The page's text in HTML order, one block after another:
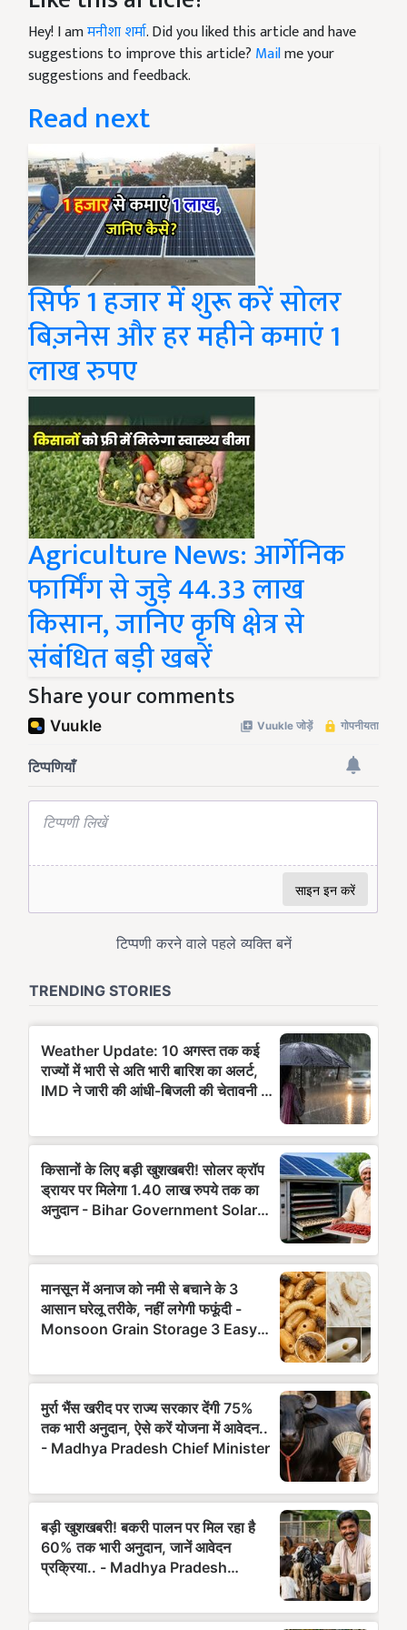
Hey! I amमनीशा शर्मा. Did you liked this article and have
suggestions to improve this article? Mailme your
suggestions and feedback.
Read next
सिर्फ 1 हजार में शुरू करें सोलर
बिज़नेस और हर महीने कमाएं 1
लाख रुपए
Agriculture News: आर्गेनिक
फार्मिंग से जुड़े 44.33 लाख
किसान, जानिए कृषि क्षेत्र से
संबंधित बड़ी खबरें
Share your comments